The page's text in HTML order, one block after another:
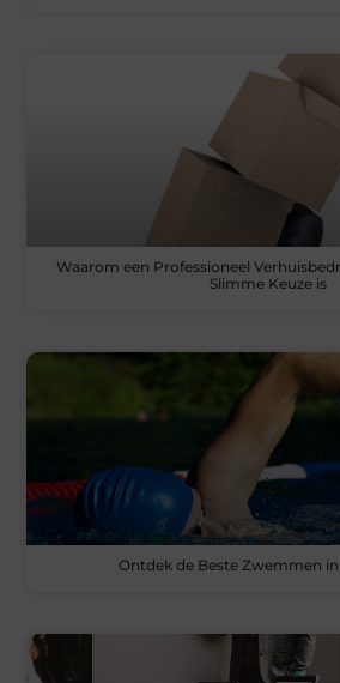
Waarom een Professioneel
Slimme Keuze is
Ontdek de Beste Zwemmen